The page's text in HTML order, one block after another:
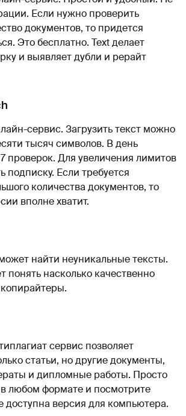
Если нужно проверить
документов, то придется
Это бесплатно. Text делает
и выявляет дубли и рерайт
сервис. Загрузить текст можно
тысяч символов. В день
проверок. Для увеличения лимитов
подписку. Если требуется
количества документов, то
вполне хватит.
найти неуникальные тексты.
понять насколько качественно
сервис позволяет
статьи, но другие документы,
и дипломные работы. Просто
в любом формате и посмотрите
доступна версия для компьютера.